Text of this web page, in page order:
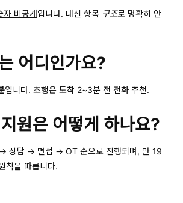
자 비공개입니다. 대신 항목 구조로 명확히 안
어디인가요?
입니다. 초행은 도착 2~3분 전 전화 추천.
원은 어떻게 하나요?
상담 → 면접 → OT 순으로 진행되며, 만 19
칙을 따릅니다.